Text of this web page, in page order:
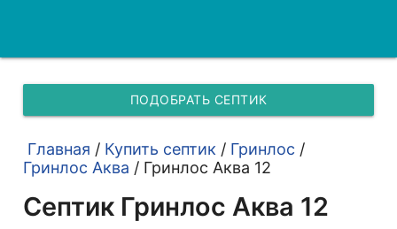
ПОДОБРАТЬ СЕПТИК
Главная / Купить септик / Гринлос /
Гринлос Аква / Гринлос Аква 12
Септик Гринлос Аква 12